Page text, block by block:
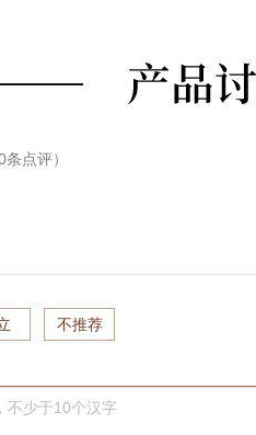
条点评）
不推荐
不少于10个汉字